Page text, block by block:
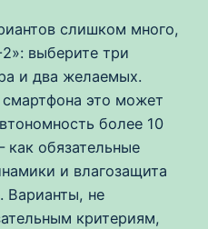
слишком много,
выберите три
и два желаемых.
это может
более 10
обязательные
и влагозащита
Варианты, не
критериям,